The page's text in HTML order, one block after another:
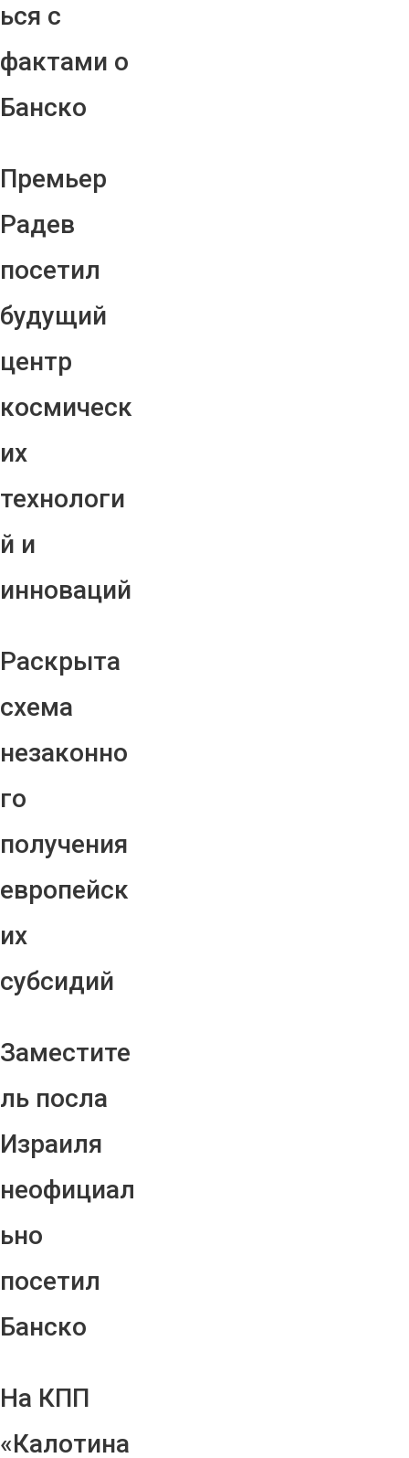
ься с
фактами о
Банско
Премьер
Радев
посетил
будущий
центр
космическ
их
технологи
й и
инноваций
Раскрыта
схема
незаконно
го
получения
европейск
их
субсидий
Заместите
ль посла
Израиля
неофициал
ьно
посетил
Банско
На КПП
«Калотина